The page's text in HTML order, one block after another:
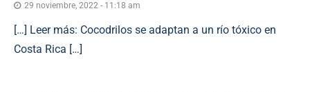
29 noviembre, 2022 - 11:18 am
[…] Leer más: Cocodrilos se adaptan a un río tóxico en
Costa Rica […]